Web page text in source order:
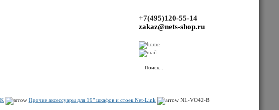
+7(495)120-55-14
zakaz@nets-shop.ru
Прочие аксессуары для 19" шкафов и стоек Net-Link NL-VO42-B